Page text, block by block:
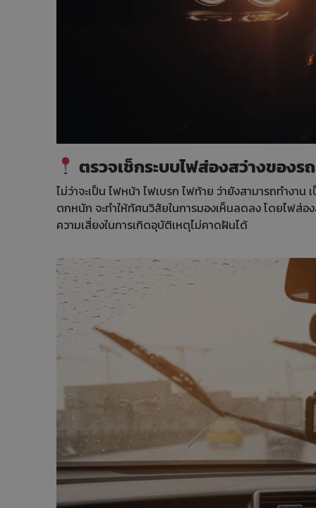
ตรวจเช็กระบบไฟส่องสว่างของร
ไม่ว่าจะเป็น ไฟหน้า ไฟเบรก ไฟท้าย ว่ายังสามารถทำงา
ตกหนัก จะทำให้ทัศนวิสัยในการมองเห็นลดลง โดยไฟส่อ
ความเสี่ยงในการเกิดอุบัติเหตุไม่คาดฝันได้